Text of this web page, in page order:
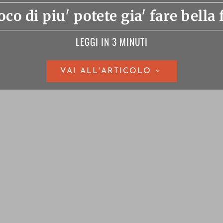
di piu' potete gia' fare bella
LEGGI IN 3 MINUTI
VAI ALL'ARTICOLO